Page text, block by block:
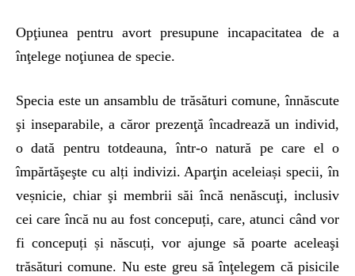
Opţiunea pentru avort presupune incapacitatea de a
înţelege noţiunea de specie.
Specia este un ansamblu de trăsături comune, înnăscute
şi inseparabile, a căror prezenţă încadrează un individ,
o dată pentru totdeauna, într-o natură pe care el o
împărtăşeşte cu alți indivizi. Aparţin aceleiași specii, în
veșnicie, chiar şi membrii săi încă nenăscuţi, inclusiv
cei care încă nu au fost concepuți, care, atunci când vor
fi concepuți și născuți, vor ajunge să poarte aceleaşi
trăsături comune. Nu este greu să înţelegem că pisicile